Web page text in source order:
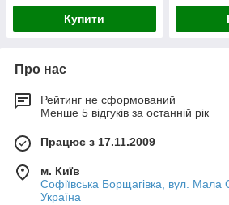
Купити
Про нас
Рейтинг не сформований
Менше 5 відгуків за останній рік
Працює з 17.11.2009
м. Київ
Софіївська Борщагівка, вул. Мала
Україна